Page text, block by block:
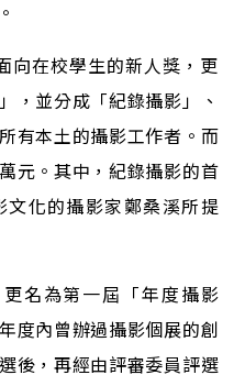
向在校學生的新人獎，更
，並分成「紀錄攝影」、
有本土的攝影工作者。而
元。其中，紀錄攝影的首
化的攝影家鄭桑溪所提
名為第一屆「年度攝影
度內曾辦過攝影個展的創
後，再經由評審委員評選